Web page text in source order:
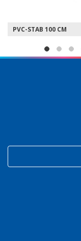
PVC-STAB 100 CM